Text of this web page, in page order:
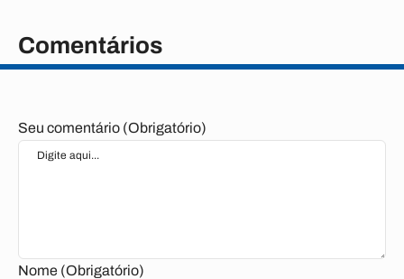
Comentários
Seu comentário (Obrigatório)
Nome (Obrigatório)